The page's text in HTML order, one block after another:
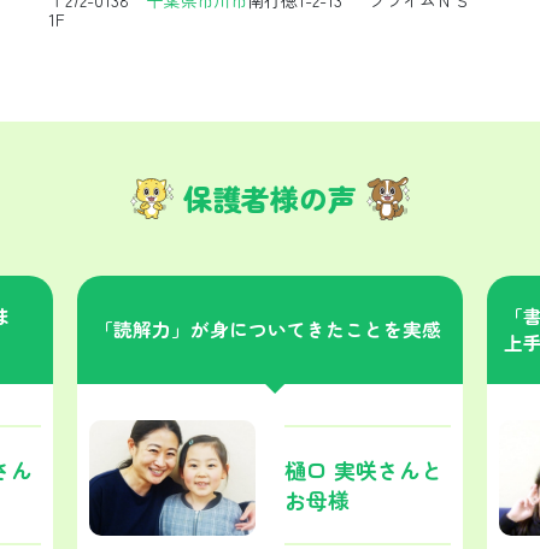
1F
保護者様の声
ん
「読解力」が身についてきたことを実感
樋口 実咲さんと
お母様
「
上